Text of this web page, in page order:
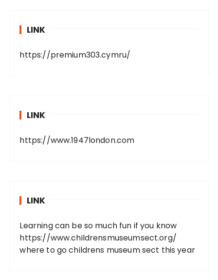
LINK
https://premium303.cymru/
LINK
https://www.1947london.com
LINK
Learning can be so much fun if you know
https://www.childrensmuseumsect.org/
where to go childrens museum sect this year